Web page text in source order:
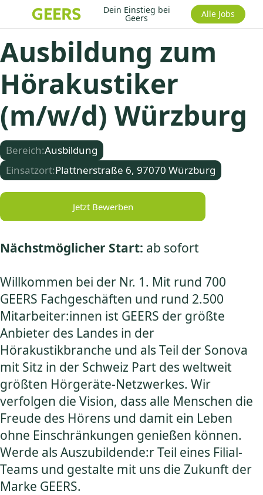
Dein Einstieg bei
Geers Alle Jobs
Ausbildung zum
Hörakustiker
(m/w/d) Würzburg
Bereich:Ausbildung
Einsatzort:Plattnerstraße 6, 97070 Würzburg
Jetzt Bewerben
Nächstmöglicher Start: ab sofort
Willkommen bei der Nr. 1. Mit rund 700
GEERS Fachgeschäften und rund 2.500
Mitarbeiter:innen ist GEERS der größte
Anbieter des Landes in der
Hörakustikbranche und als Teil der Sonova
mit Sitz in der Schweiz Part des weltweit
größten Hörgeräte-Netzwerkes. Wir
verfolgen die Vision, dass alle Menschen die
Freude des Hörens und damit ein Leben
ohne Einschränkungen genießen können.
Werde als Auszubildende:r Teil eines Filial-
Teams und gestalte mit uns die Zukunft der
Marke GEERS.